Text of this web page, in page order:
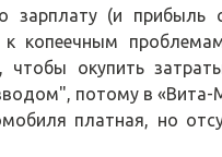
(и прибыль
копеечным
окупить
потому в
платная, но